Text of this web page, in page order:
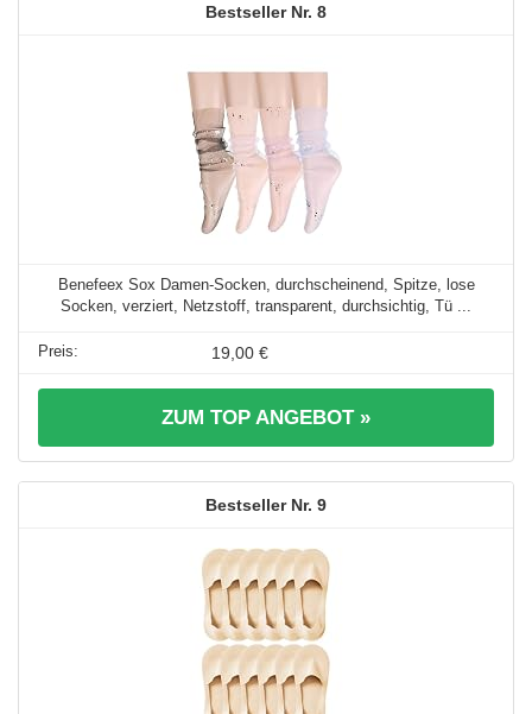
8
Benefeex Sox Damen-Socken, durchscheinend, Spitze, lose
Socken, verziert, Netzstoff, transparent, durchsichtig, Tü ...
19,00 €
ZUM TOP ANGEBOT »
9